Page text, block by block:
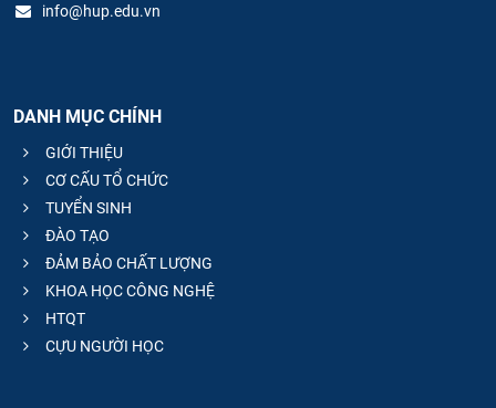
info@hup.edu.vn
DANH MỤC CHÍNH
GIỚI THIỆU
CƠ CẤU TỔ CHỨC
TUYỂN SINH
ĐÀO TẠO
ĐẢM BẢO CHẤT LƯỢNG
KHOA HỌC CÔNG NGHỆ
HTQT
CỰU NGƯỜI HỌC